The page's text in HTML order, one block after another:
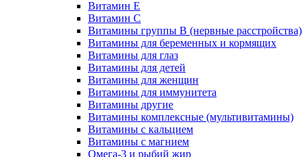
Витамин Е
Витамин С
Витамины группы В (нервные расстройства)
Витамины для беременных и кормящих
Витамины для глаз
Витамины для детей
Витамины для женщин
Витамины для иммунитета
Витамины другие
Витамины комплексные (мультивитамины)
Витамины с кальцием
Витамины с магнием
Омега-3 и рыбий жир